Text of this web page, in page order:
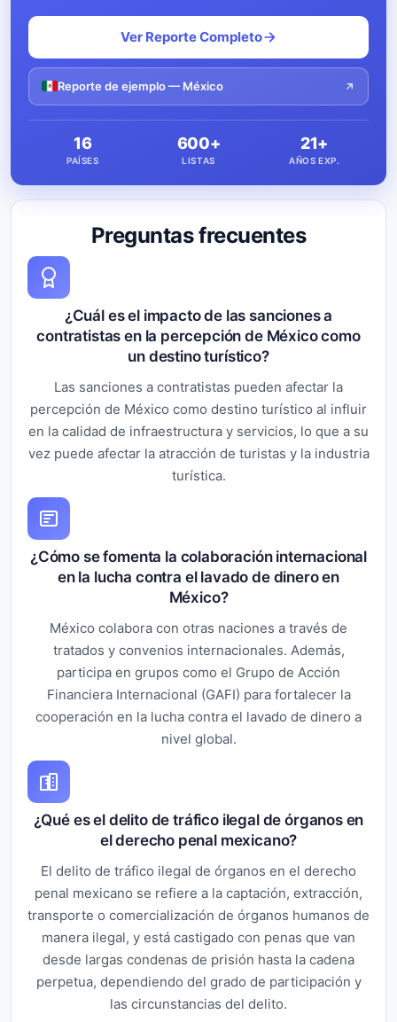
Preguntas frecuentes
¿Cuál es el impacto de las sanciones a
contratistas en la percepción de México como
un destino turístico?
Las sanciones a contratistas pueden afectar la
percepción de México como destino turístico al influir
en la calidad de infraestructura y servicios, lo que a su
vez puede afectar la atracción de turistas y la industria
turística.
¿Cómo se fomenta la colaboración internacional
en la lucha contra el lavado de dinero en
México?
México colabora con otras naciones a través de
tratados y convenios internacionales. Además,
participa en grupos como el Grupo de Acción
Financiera Internacional (GAFI) para fortalecer la
cooperación en la lucha contra el lavado de dinero a
nivel global.
¿Qué es el delito de tráfico ilegal de órganos en
el derecho penal mexicano?
El delito de tráfico ilegal de órganos en el derecho
penal mexicano se refiere a la captación, extracción,
transporte o comercialización de órganos humanos de
manera ilegal, y está castigado con penas que van
desde largas condenas de prisión hasta la cadena
perpetua, dependiendo del grado de participación y
las circunstancias del delito.
Ver Reporte Completo
Reporte de ejemplo — México
16
PAÍSES
600+
LISTAS
21+
AÑOS EXP.